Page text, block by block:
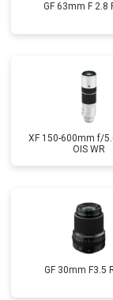
GF 63mm F 2.8
XF 150-600mm f/
OIS WR
GF 30mm F3.5